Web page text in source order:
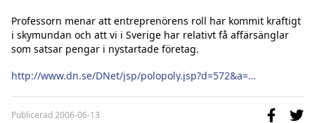
Professorn menar att entreprenörens roll har kommit kraftigt
i skymundan och att vi i Sverige har relativt få affärsänglar
som satsar pengar i nystartade företag.
http://www.dn.se/DNet/jsp/polopoly.jsp?d=572&a=551991&previousRenderType=2
Publicerad2006-06-13